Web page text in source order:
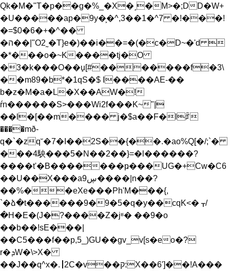
Qk�M�"T�p��g�%_�X�˼�M>�;DD�W+
�U�����ap�9y�͕�^,3��1�^7 �!���!
�=$0�6�+�^��
�ה��|"O2˷�T}e�)��i��=�(�c�D~�'d 
�*���o�~K����tj�O
�3�k���O��u̙[#�������f�3\
��m89�b*�1qS�$ I����AE-��
b�z�M�a�L�X��AW�!
ŕn������S>���Wi2f���K~"|
��l�[��m���� j�$a��F�lꄁ
����mð-
q�`�zq˘�7�I��2S��{��.�ao%Q[�/;`�
���4駚���5�N��2��}=�l������?
����t'�B�������ҏ���UG�+Cw�C6
��U��X���aڛ9����|n��?
��%��eXe���Ph'M���{,
`�ձ�t������9�9�5�q�y��cqK<� ᚁ/
�H�E�(J�?����Z�jʶ� ��9�o
��b��!sE���|
��C5���f��p,5_)GU��gv_v[s�eo�?
r�ܕW�\>X�
��J��q^x�.⎟2C�v��ק:X��6']��!A���